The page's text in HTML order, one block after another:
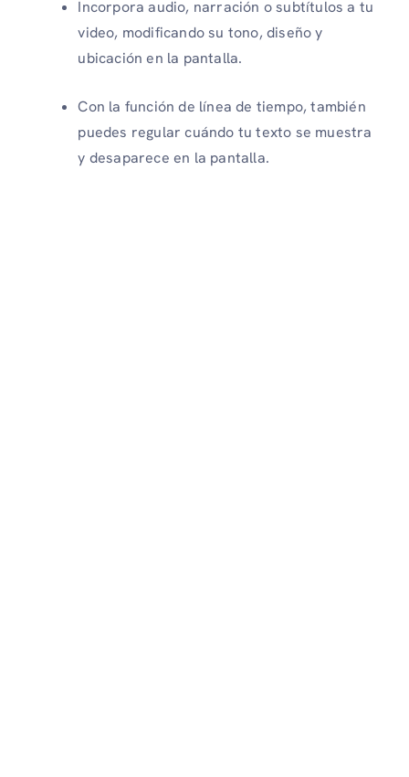
Incorpora audio, narración o subtítulos a tu
video, modificando su tono, diseño y
ubicación en la pantalla.
Con la función de línea de tiempo, también
puedes regular cuándo tu texto se muestra
y desaparece en la pantalla.